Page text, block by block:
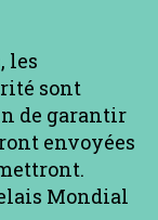
les
sont
de garantir
envoyées
Mondial